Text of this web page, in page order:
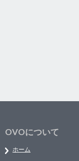
OVOについて
ホーム